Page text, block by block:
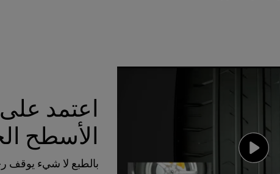
اعتمد
الأسطح
بالطبع لا شيء يوقف